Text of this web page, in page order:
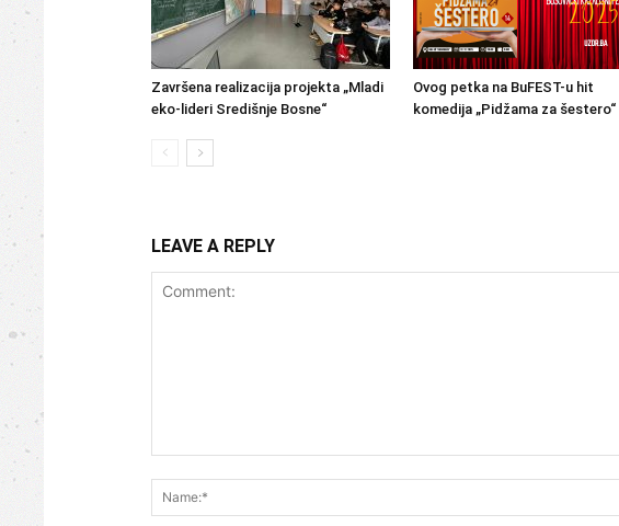
Završena realizacija projekta „Mladi
eko-lideri Središnje Bosne“
Ovog petka na BuFEST-u hit
komedija „Pidžama za šestero“
LEAVE A REPLY